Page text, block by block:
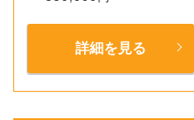
詳細を見る